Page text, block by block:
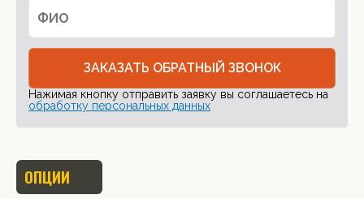
ЗАКАЗАТЬ ОБРАТНЫЙ ЗВОНОК
Нажимая кнопку отправить заявку вы соглашаетесь на
обработку персональных данных
ОПЦИИ